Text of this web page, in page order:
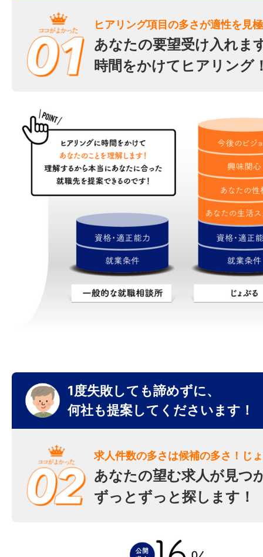
ヒアリング項目の多さが適性を見
あなたの要望受け入れま
時間をかけてヒアリング
1度失敗しても諦めずに、
何社も提案してくださいます！
求人件数の多さは候補の多さ！じ
あなたの望む求人が見つ
ずっとずっと探します！